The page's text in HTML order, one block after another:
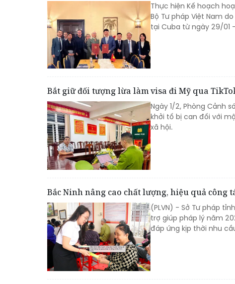
Thực hiện Kế hoạch
Bộ Tư pháp Việt Nam
tại Cuba từ ngày 29/01
Bắt giữ đối tượng lừa làm visa đi Mỹ qua
Ngày 1/2, Phòng Cảnh
khởi tố bị can đối với
xã hội.
Bắc Ninh nâng cao chất lượng, hiệu quả công
(PLVN) - Sở Tư pháp
trợ giúp pháp lý năm
đáp ứng kịp thời nhu